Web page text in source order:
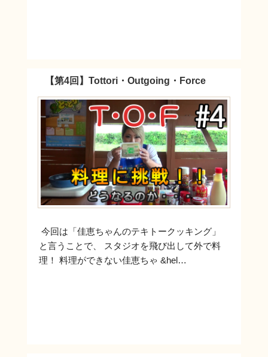
【第4回】Tottori・Outgoing・Force
今回は「佳恵ちゃんのテキトークッキング」
と言うことで、 スタジオを飛び出して外で料
理！ 料理ができない佳恵ちゃ &hel…